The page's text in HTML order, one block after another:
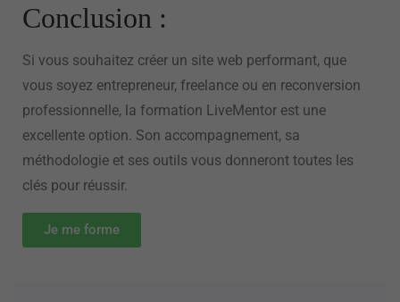
Conclusion :
Si vous souhaitez créer un site web performant, que
vous soyez entrepreneur, freelance ou en reconversion
professionnelle, la formation LiveMentor est une
excellente option. Son accompagnement, sa
méthodologie et ses outils vous donneront toutes les
clés pour réussir.
Je me forme